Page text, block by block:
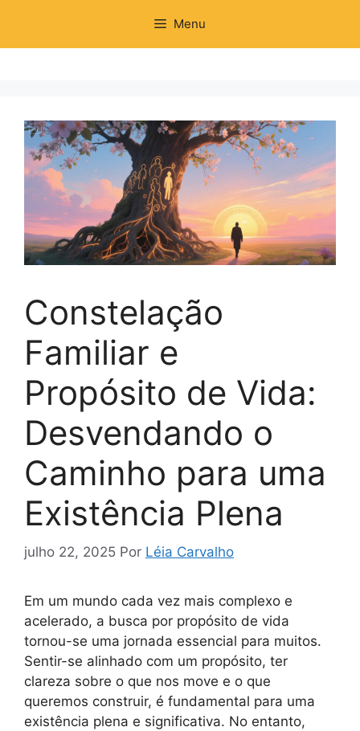
o
Menu
Constelação
Familiar e
Propósito de Vida:
Desvendando o
Caminho para uma
Existência Plena
julho 22, 2025 Por Léia Carvalho
Em um mundo cada vez mais complexo e
acelerado, a busca por propósito de vida
tornou-se uma jornada essencial para muitos.
Sentir-se alinhado com um propósito, ter
clareza sobre o que nos move e o que
queremos construir, é fundamental para uma
existência plena e significativa. No entanto,